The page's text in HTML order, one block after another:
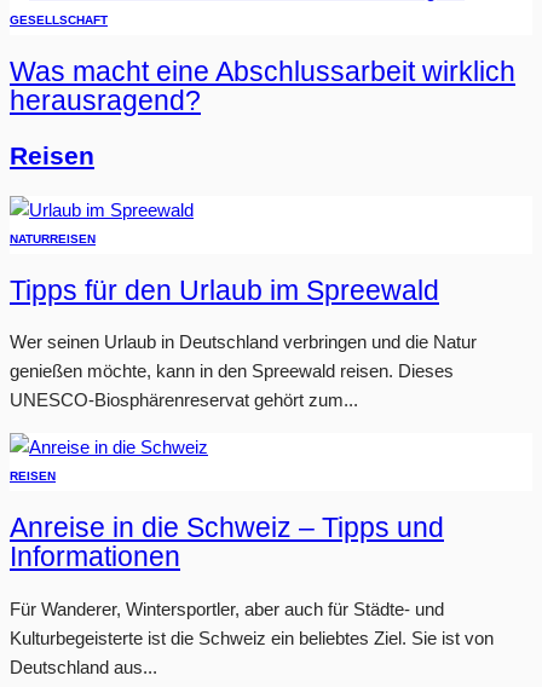
GESELLSCHAFT
Was macht eine Abschlussarbeit wirklich
herausragend?
Reisen
NATURREISEN
Tipps für den Urlaub im Spreewald
Wer seinen Urlaub in Deutschland verbringen und die Natur
genießen möchte, kann in den Spreewald reisen. Dieses
UNESCO-Biosphärenreservat gehört zum...
REISEN
Anreise in die Schweiz – Tipps und
Informationen
Für Wanderer, Wintersportler, aber auch für Städte- und
Kulturbegeisterte ist die Schweiz ein beliebtes Ziel. Sie ist von
Deutschland aus...